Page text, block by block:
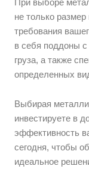
При выборе
не только
требования
в себя поддоны
груза, а также
определенных
Выбирая
инвестируете в
эффективность
сегодня, чтобы
идеальное